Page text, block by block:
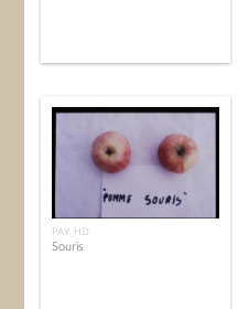
PAY_HD
Souris